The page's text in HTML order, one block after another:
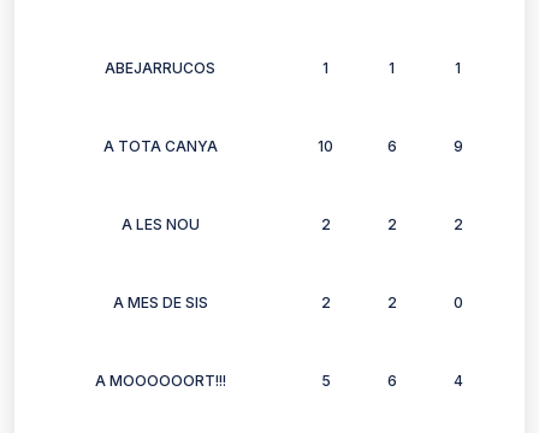
ABEJARRUCOS 1 1 1
A TOTA CANYA 10 6 9
A LES NOU 2 2 2
A MES DE SIS 2 2 0
A MOOOOOORT!!! 5 6 4